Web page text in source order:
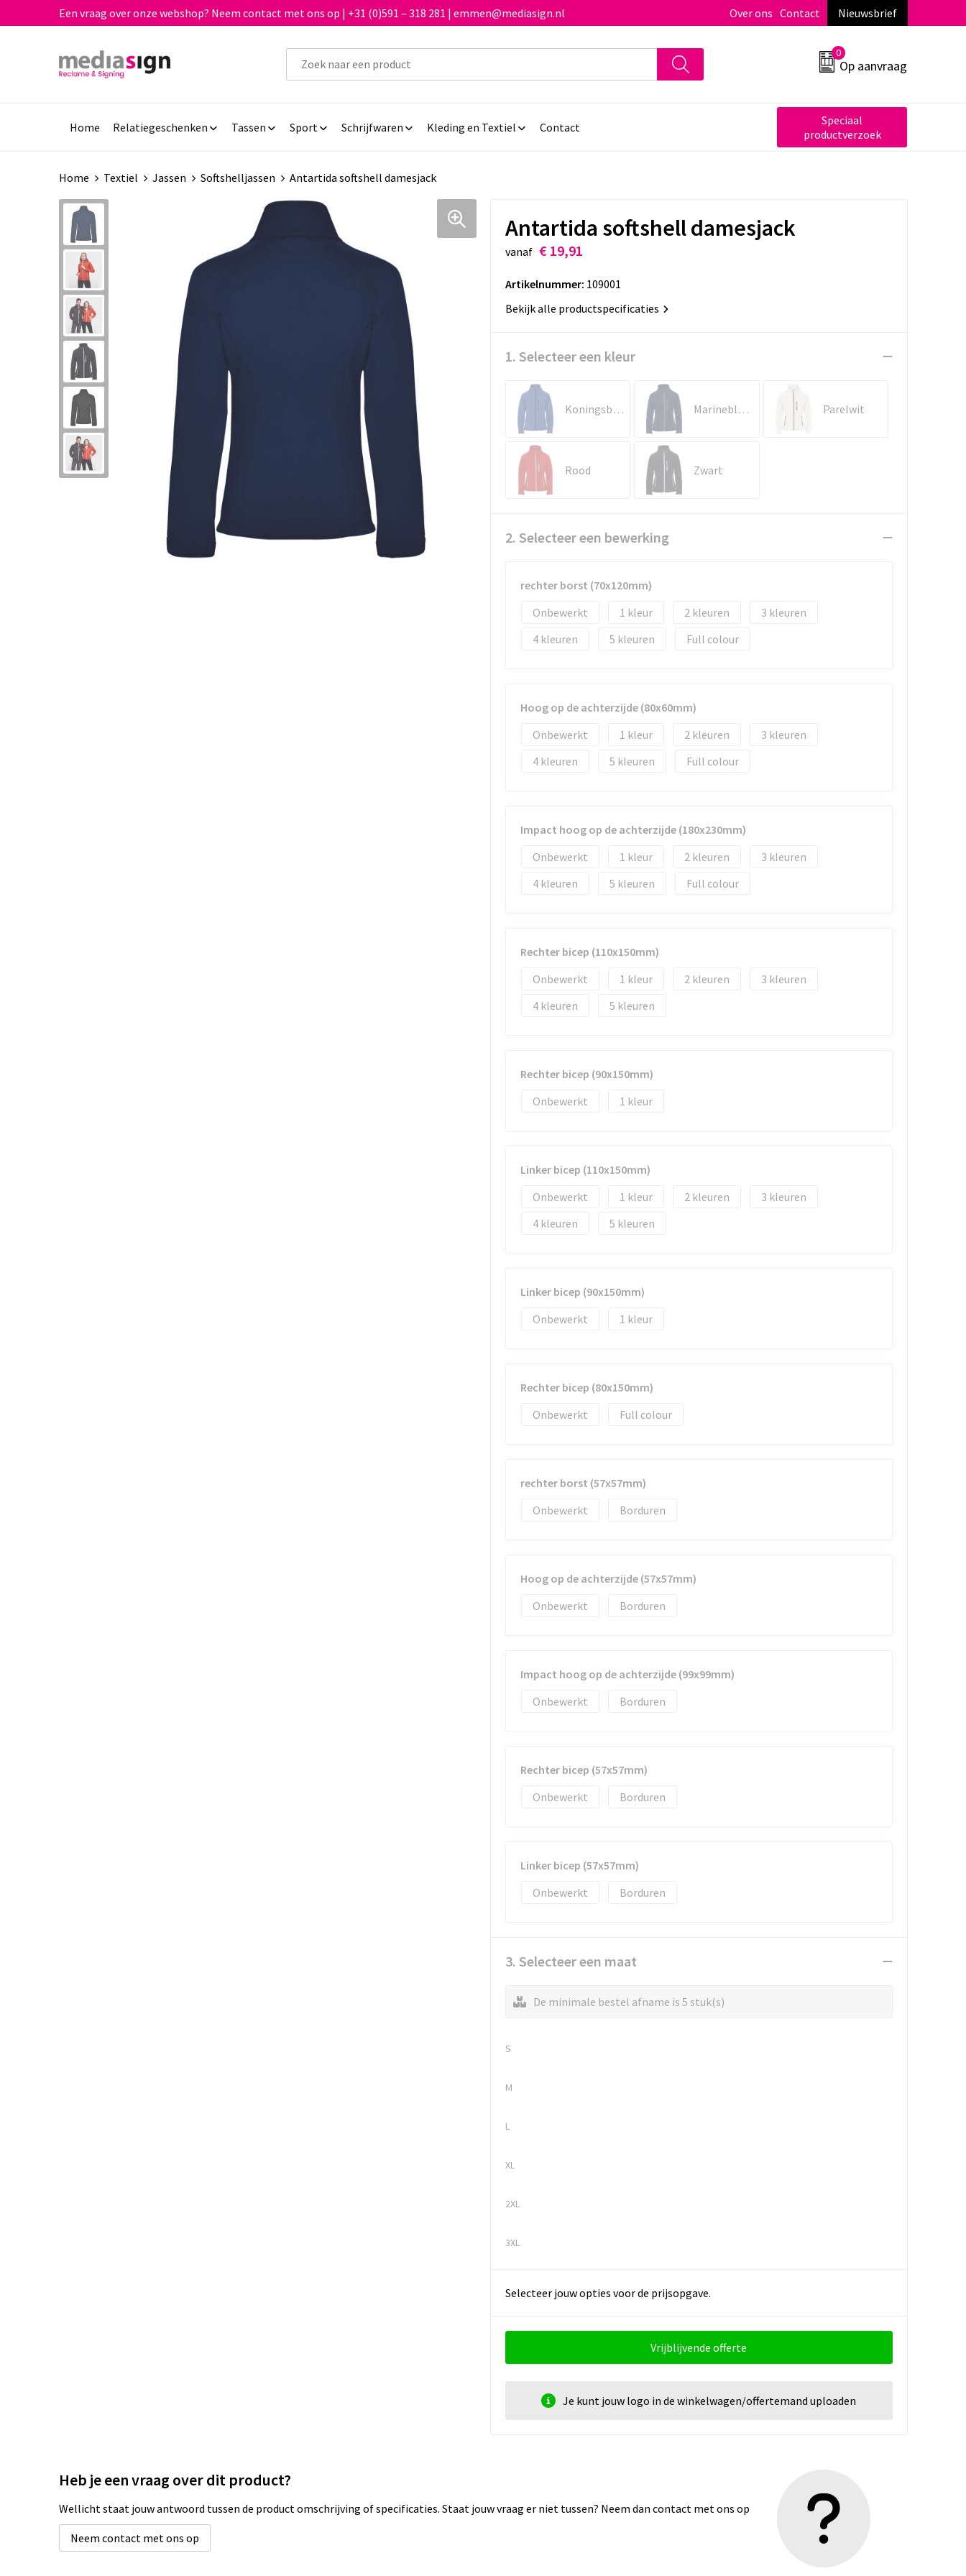
Een vraag over onze webshop? Neem contact met ons op | +31 (0)591 – 318 281 | emmen@mediasign.nl Over ons Contact Nieuwsbrief
0
Op aanvraag
Home Relatiegeschenken Tassen Sport Schrijfwaren Kleding en Textiel Contact
Speciaal
productverzoek
Home Textiel Jassen Softshelljassen Antartida softshell damesjack
Antartida softshell damesjack
vanaf € 19,91
Artikelnummer: 109001
Bekijk alle productspecificaties
1. Selecteer een kleur
Koningsblauw Marineblauw Parelwit
Rood Zwart
2. Selecteer een bewerking
rechter borst (70x120mm)
Onbewerkt
1 2
3
4
5 Full colour
Hoog op de achterzijde (80x60mm)
Onbewerkt
1 2
3
4
5 Full colour
Impact hoog op de achterzijde (180x230mm)
Onbewerkt
1 2
3
4
5 Full colour
Rechter bicep (110x150mm)
Onbewerkt
1 2
3
4
5
Rechter bicep (90x150mm)
Onbewerkt
1
Linker bicep (110x150mm)
Onbewerkt
1 2
3
4
5
Linker bicep (90x150mm)
Onbewerkt
1
Rechter bicep (80x150mm)
Onbewerkt
Full colour
rechter borst (57x57mm)
Onbewerkt
Borduren
Hoog op de achterzijde (57x57mm)
Onbewerkt
Borduren
Impact hoog op de achterzijde (99x99mm)
Onbewerkt
Borduren
Rechter bicep (57x57mm)
Onbewerkt
Borduren
Linker bicep (57x57mm)
Onbewerkt
Borduren
3. Selecteer een maat
De minimale bestel afname is 5 stuk(s)
S
M
L
XL
2XL
3XL
Selecteer jouw opties voor de prijsopgave.
Vrijblijvende offerte
Je kunt jouw logo in de winkelwagen/offertemand uploaden
Heb je een vraag over dit product?
Wellicht staat jouw antwoord tussen de product omschrijving of specificaties. Staat jouw vraag er niet tussen? Neem dan contact met ons op
Neem contact met ons op